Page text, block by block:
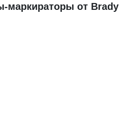
маркираторы от Brady